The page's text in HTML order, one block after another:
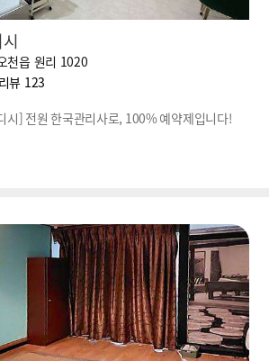
천읍 원리 1020
리뷰 123
시] 전원 한국관리사로, 100% 예약제입니다!